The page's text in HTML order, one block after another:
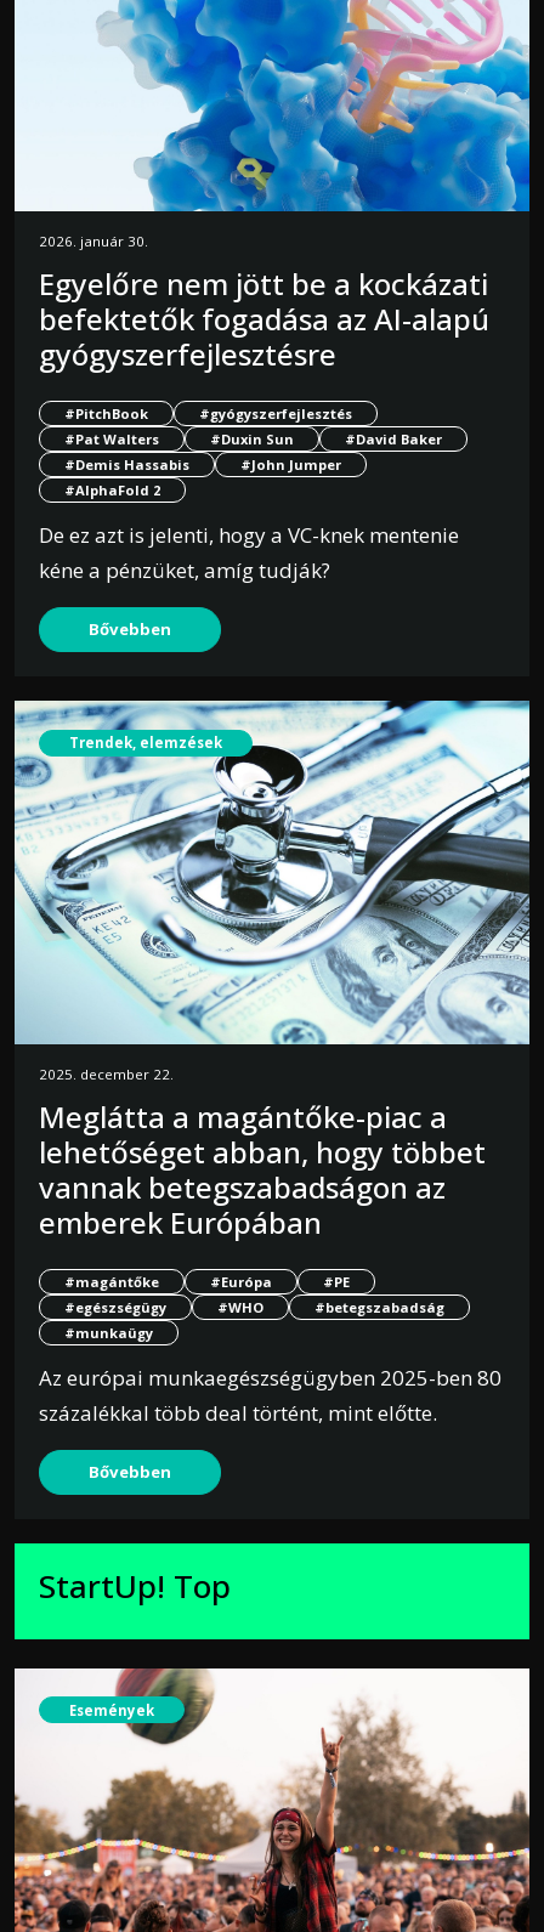
2026. január 30.
Egyelőre nem jött be a kockázati
befektetők fogadása az AI-alapú
gyógyszerfejlesztésre
#PitchBook
#gyógyszerfejlesztés
#Pat Walters
#Duxin Sun
#David Baker
#Demis Hassabis
#John Jumper
#AlphaFold 2
De ez azt is jelenti, hogy a VC-knek mentenie
kéne a pénzüket, amíg tudják?
Bővebben
Trendek, elemzések
2025. december 22.
Meglátta a magántőke-piac a
lehetőséget abban, hogy többet
vannak betegszabadságon az
emberek Európában
#magántőke #Európa
#PE
#egészségügy
#WHO
#betegszabadság
#munkaügy
Az európai munkaegészségügyben 2025-ben 80
százalékkal több deal történt, mint előtte.
Bővebben
StartUp! Top
Események